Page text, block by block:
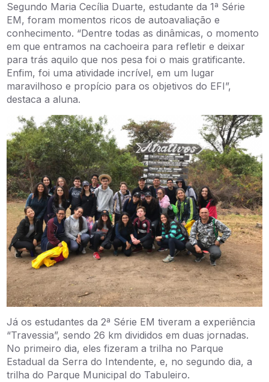
Segundo Maria Cecília Duarte, estudante da 1ª Série
EM, foram momentos ricos de autoavaliação e
conhecimento. “Dentre todas as dinâmicas, o momento
em que entramos na cachoeira para refletir e deixar
para trás aquilo que nos pesa foi o mais gratificante.
Enfim, foi uma atividade incrível, em um lugar
maravilhoso e propício para os objetivos do EFI”,
destaca a aluna.
Já os estudantes da 2ª Série EM tiveram a experiência
“Travessia”, sendo 26 km divididos em duas jornadas.
No primeiro dia, eles fizeram a trilha no Parque
Estadual da Serra do Intendente, e, no segundo dia, a
trilha do Parque Municipal do Tabuleiro.